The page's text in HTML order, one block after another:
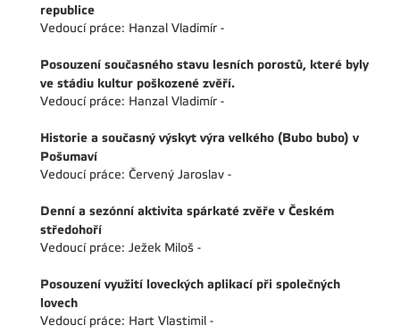
republice
Vedoucí práce: Hanzal Vladimír -
Posouzení současného stavu lesních porostů, které byly
ve stádiu kultur poškozené zvěří.
Vedoucí práce: Hanzal Vladimír -
Historie a současný výskyt výra velkého (Bubo bubo) v
Pošumaví
Vedoucí práce: Červený Jaroslav -
Denní a sezónní aktivita spárkaté zvěře v Českém
středohoří
Vedoucí práce: Ježek Miloš -
Posouzení využití loveckých aplikací při společných
lovech
Vedoucí práce: Hart Vlastimil -